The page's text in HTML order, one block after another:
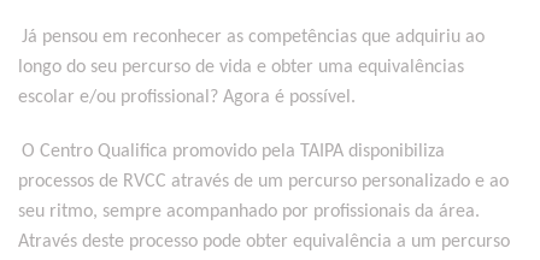
Já pensou em reconhecer as competências que adquiriu ao
longo do seu percurso de vida e obter uma equivalências
escolar e/ou profissional? Agora é possível.
O Centro Qualifica promovido pela TAIPA disponibiliza
processos de RVCC através de um percurso personalizado e ao
seu ritmo, sempre acompanhado por profissionais da área.
Através deste processo pode obter equivalência a um percurso